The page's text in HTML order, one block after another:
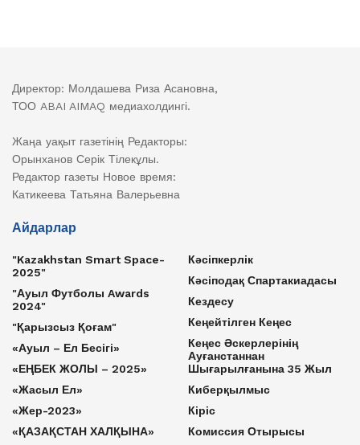
Директор: Молдашева Риза Асановна,
ТОО ABAI AIMAQ медиахолдингі.
Жаңа уақыт газетінің Редакторы:
Орынханов Серік Тілекұлы.
Редактор газеты Новое время:
Катикеева Татьяна Валерьевна
Айдарлар
"Kazakhstan Smart Space-
2025"
"Ауыл Футболы Awards
2024"
"Қарызсыз Қоғам"
«Ауыл – Ел Бесігі»
«ЕҢБЕК ЖОЛЫ – 2025»
«Жасыл Ел»
«Жер-2023»
«ҚАЗАҚСТАН ХАЛҚЫНА»
Кәсіпкерлік
Кәсіподақ Спартакиадасы
Кездесу
Кеңейтілген Кеңес
Кеңес Әскерлерінің
Ауғанстаннан
Шығарылғанына 35 Жыл
Киберқылмыс
Кіріс
Комиссия Отырысы